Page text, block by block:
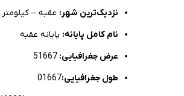
نزدیک‌ترین شهر: عقبه – کیلومتر 3.1
نام کامل پایانه: پایانه عقبه
عرض جغرافیایی: 51667
طول جغرافیایی:01667